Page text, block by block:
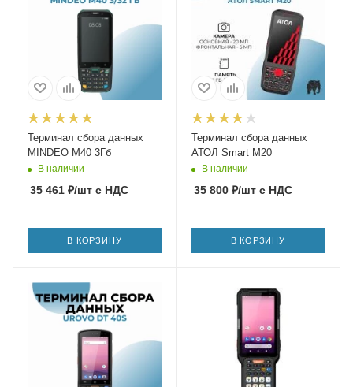
Терминал сбора данных
MINDEO M40 3Гб
В наличии
35 461 ₽/шт с НДС
В КОРЗИНУ
Терминал сбора данных
АТОЛ Smart M20
В наличии
35 800₽/штс НДС
В КОРЗИНУ